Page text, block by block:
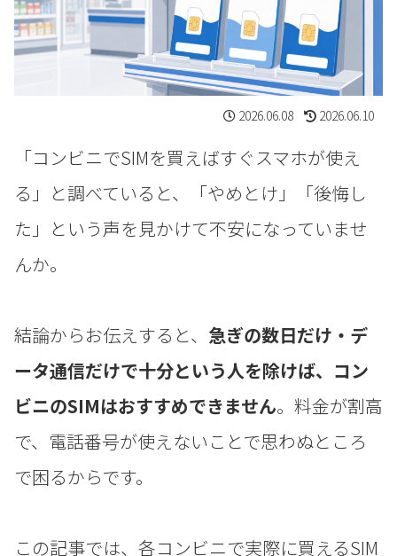
2026.06.08 2026.06.10
「コンビニでSIMを買えばすぐスマホが使え
る」と調べていると、「やめとけ」「後悔し
た」という声を見かけて不安になっていませ
んか。
結論からお伝えすると、 急ぎの数日だけ・デ
ータ通信だけで十分という人を除けば、コン
ビニのSIMはおすすめできません。料金が割高
で、電話番号が使えないことで思わぬところ
で困るからです。
この記事では、各コンビニで実際に買えるSIM